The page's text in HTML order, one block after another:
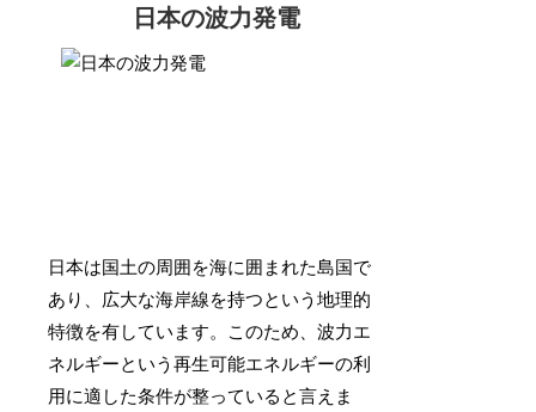
日本の波力発電
日本は国土の周囲を海に囲まれた島国で
あり、広大な海岸線を持つという地理的
特徴を有しています。このため、波力エ
ネルギーという再生可能エネルギーの利
用に適した条件が整っていると言えま